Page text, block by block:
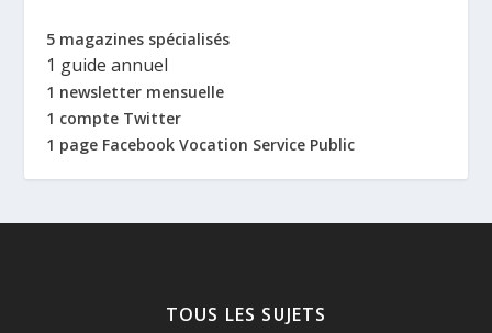
5 magazines spécialisés
1 guide annuel
1 newsletter mensuelle
1 compte Twitter
1 page Facebook Vocation Service Public
TOUS LES SUJETS